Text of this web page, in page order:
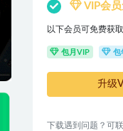
VIP会
以下会员可免费获
包月VIP 包
升级
下载遇到问题？可